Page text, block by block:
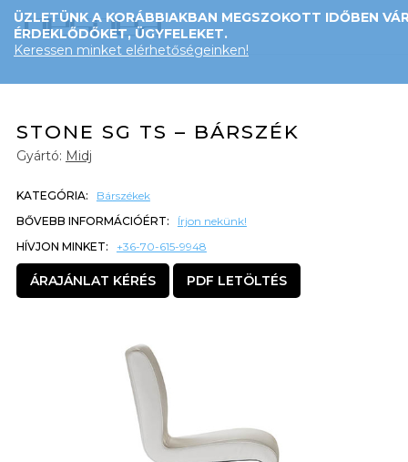
ÜZLETÜNK A KORÁBBIAKBAN MEGSZOKOTT IDŐBEN
ÉRDEKLŐDŐKET, ÜGYFELEKET.
Keressen minket elérhetőségeinken!
STONE SG TS – BÁRSZÉK
Gyártó: Midj
KATEGÓRIA:
Bárszékek
BŐVEBB INFORMÁCIÓÉRT:
Írjon nekünk!
HÍVJON MINKET:
+36-70-615-9948
ÁRAJÁNLAT KÉRÉS PDF LETÖLTÉS